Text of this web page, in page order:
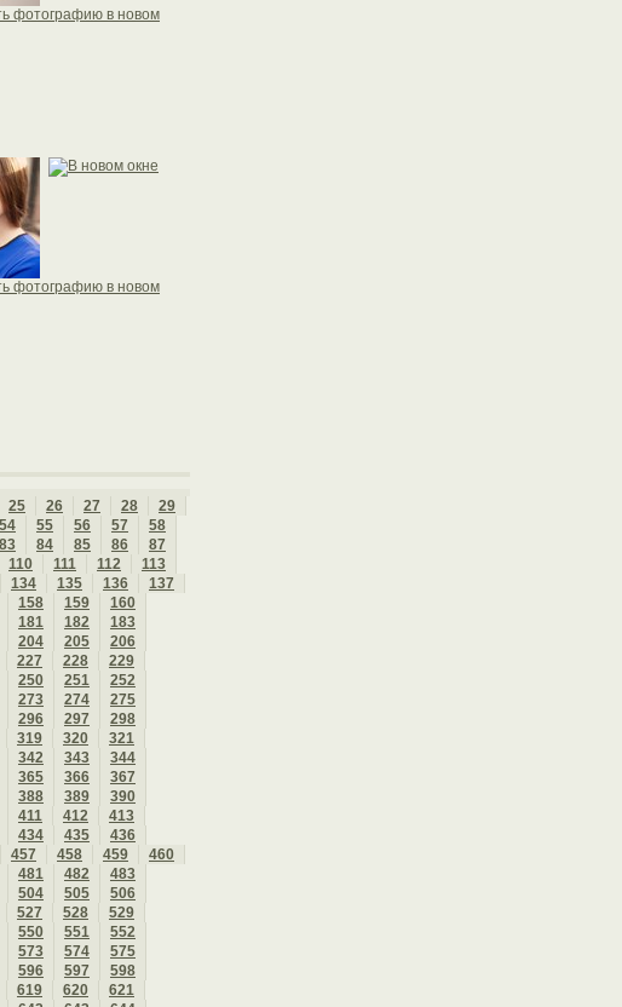
25 26 27 28
29
54 55 56 57
58
83 84 85 86
87
110 111 112
113
134 135 136
137
158 159
160
181 182
183
204 205
206
227 228
229
250 251
252
273 274
275
296 297
298
319 320
321
342 343
344
365 366
367
388 389
390
411 412
413
434 435
436
457 458 459
460
481 482
483
504 505
506
527 528
529
550 551
552
573 574
575
596 597
598
619 620
621